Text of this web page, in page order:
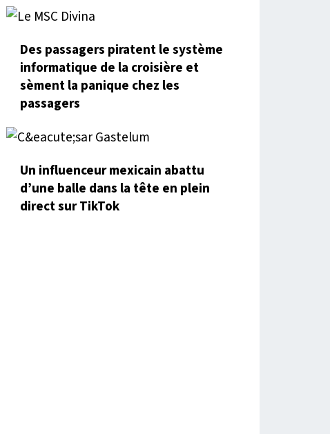
Des passagers piratent le système
informatique de la croisière et
sèment la panique chez les
passagers
Un influenceur mexicain abattu
d’une balle dans la tête en plein
direct sur TikTok